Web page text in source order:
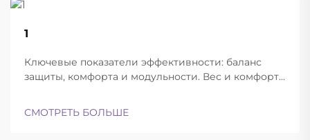
1
Ключевые показатели эффективности: баланс
защиты, комфорта и модульности. Вес и комфорт
шлемы успешно находят баланс между
СМОТРЕТЬ БОЛЬШЕ